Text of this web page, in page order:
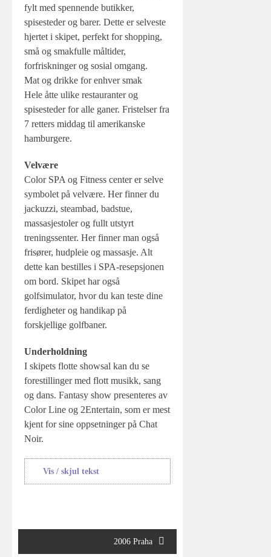
fylt med spennende butikker,
spisesteder og barer. Dette er selveste
hjertet i skipet, perfekt for shopping,
små og smakfulle måltider,
forfriskninger og sosial omgang.
Mat og drikke for enhver smak
Hele åtte ulike restauranter og
spisesteder for alle ganer. Fristelser fra
7 retters middag til amerikanske
hamburgere.
Velvære
Color SPA og Fitness center er selve
symbolet på velvære. Her finner du
jackuzzi, steambad, badstue,
massasjestoler og fullt utstyrt
treningssenter. Her finner man også
frisører, hudpleie og massasje. Alt
dette kan bestilles i SPA-resepsjonen
om bord. Skipet har også
golfsimulator, hvor du kan teste dine
ferdigheter og handikap på
forskjellige golfbaner.
Underholdning
I skipets flotte showsal kan du se
forestillinger med flott musikk, sang
og dans. Fantasy show presenteres av
Color Line og 2Entertain, som er mest
kjent for sine oppsetninger på Chat
Noir.
Vis / skjul tekst
Innleggsnavigasjon
2006 Praha